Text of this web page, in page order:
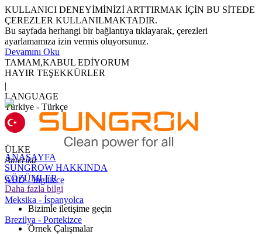
KULLANICI DENEYİMİNİZİ ARTTIRMAK İÇİN BU SİTEDE
ÇEREZLER KULLANILMAKTADIR.
Bu sayfada herhangi bir bağlantıya tıklayarak, çerezleri
ayarlamamıza izin vermis oluyorsunuz.
Devamını Oku
TAMAM,KABUL EDİYORUM
HAYIR TEŞEKKÜRLER
|
LANGUAGE
Türkiye - Türkçe
ÜLKE
Amerika
ABD - İngilizce
Meksika - İspanyolca
Brezilya - Portekizce
ANASAYFA
SUNGROW HAKKINDA
ÇÖZÜMLER
Daha fazla bilgi
Bizimle iletişime geçin
Örnek Çalışmalar